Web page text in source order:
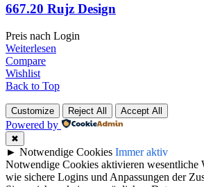
667.20 Rujz Design
Preis nach Login
Weiterlesen
Compare
Wishlist
Back to Top
Customize Reject All Accept All
Powered by
✖
► Notwendige Cookies Immer aktiv
Notwendige Cookies aktivieren wesentliche
wie sichere Logins und Anpassungen der